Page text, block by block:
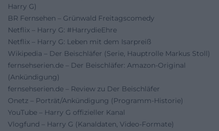
Harry G)
BR Fernsehen – Grünwald Freitagscomedy
Netflix – Harry G: #HarrydieEhre
Netflix – Harry G: Leben mit dem Isarpreiß
Wikipedia – Der Beischläfer (Serie, Hauptrolle Markus Stoll)
fernsehserien.de – Der Beischläfer: Amazon-Original
(Ankündigung)
fernsehserien.de – Review zu Der Beischläfer
Onetz – Porträt/Ankündigung (Programm-Historie)
YouTube – Harry G offizieller Kanal
Vlogfund – Harry G (Kanaldaten, Video-Formate)